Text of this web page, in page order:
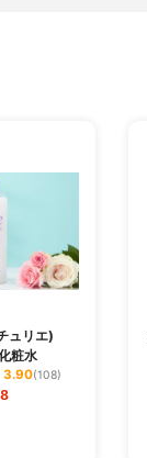
ュリエ)
粧水
3.90(108)